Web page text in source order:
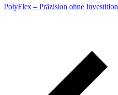
PolyFlex – Präzision ohne Investition